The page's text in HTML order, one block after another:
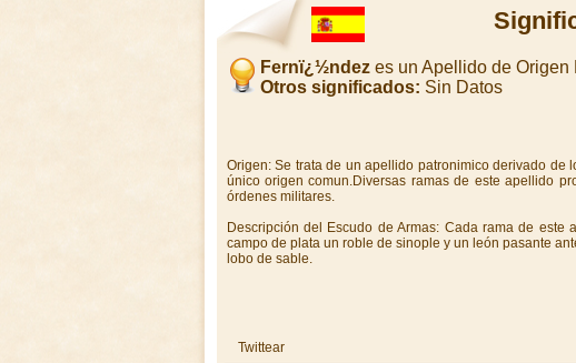
Fernï¿½ndezes un Apellido de Origen
Otros significados: Sin Datos
Origen: Se trata de un apellido patronimico derivado
único origen comun.Diversas ramas de este apellido
órdenes militares.
Descripción del Escudo de Armas: Cada rama de
campo de plata un roble de sinople y un león pasante
lobo de sable.
Twittear